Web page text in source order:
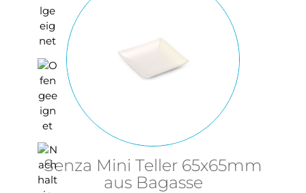
Senza Mini Teller 65x65mm
aus Bagasse